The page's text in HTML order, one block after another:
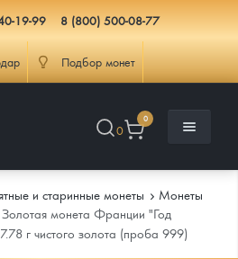
19-99 8 (800) 500-08-77
Подбор монет
0
0
и старинные монеты
Монеты
Золотая монета Франции "Год
г чистого золота (проба 999)